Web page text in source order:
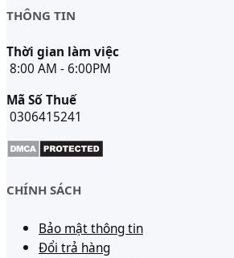
THÔNG TIN
Thời gian làm việc
8:00 AM - 6:00PM
Mã Số Thuế
0306415241
CHÍNH SÁCH
Bảo mật thông tin
Đổi trả hàng